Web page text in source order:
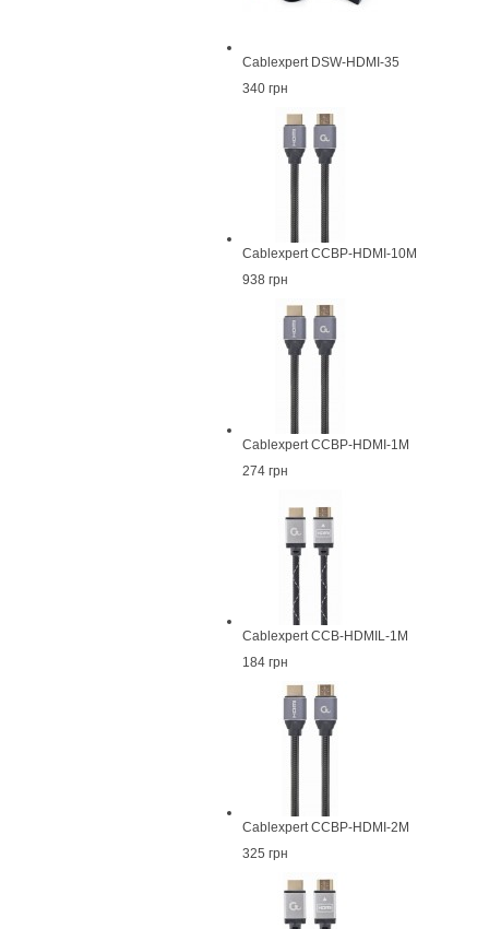
Cablexpert DSW-HDMI-35
340 грн
Cablexpert CCBP-HDMI-10M
938 грн
Cablexpert CCBP-HDMI-1M
274 грн
Cablexpert CCB-HDMIL-1M
184 грн
Cablexpert CCBP-HDMI-2M
325 грн